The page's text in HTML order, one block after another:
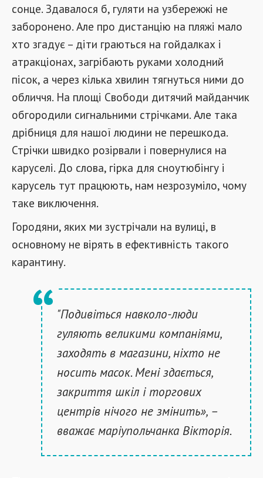
сонце. Здавалося б, гуляти на узбережжі не
заборонено. Але про дистанцію на пляжі мало
хто згадує – діти граються на гойдалках і
атракціонах, загрібають руками холодний
пісок, а через кілька хвилин тягнуться ними до
обличчя. На площі Свободи дитячий майданчик
обгородили сигнальними стрічками. Але така
дрібниця для нашої людини не перешкода.
Стрічки швидко розірвали і повернулися на
каруселі. До слова, гірка для сноутюбінгу і
карусель тут працюють, нам незрозуміло, чому
таке виключення.
Городяни, яких ми зустрічали на вулиці, в
основному не вірять в ефективність такого
карантину.
"Подивіться навколо-люди
гуляють великими компаніями,
заходять в магазини, ніхто не
носить масок. Мені здається,
закриття шкіл і торгових
центрів нічого не змінить», –
вважає маріупольчанка Вікторія.